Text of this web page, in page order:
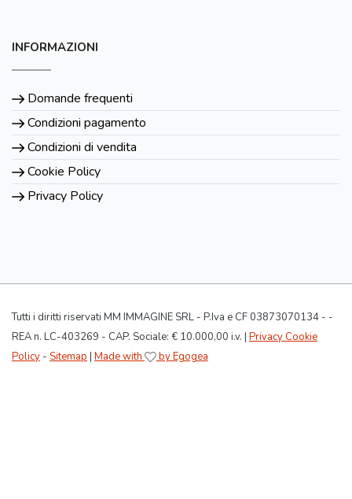
INFORMAZIONI
Domande frequenti
Condizioni pagamento
Condizioni di vendita
Cookie Policy
Privacy Policy
Tutti i diritti riservati MM IMMAGINE SRL - P.Iva e CF 03873070134 - -
REA n. LC-403269 - CAP. Sociale: € 10.000,00 i.v. | Privacy Cookie
Policy - Sitemap | Made with by Egogea